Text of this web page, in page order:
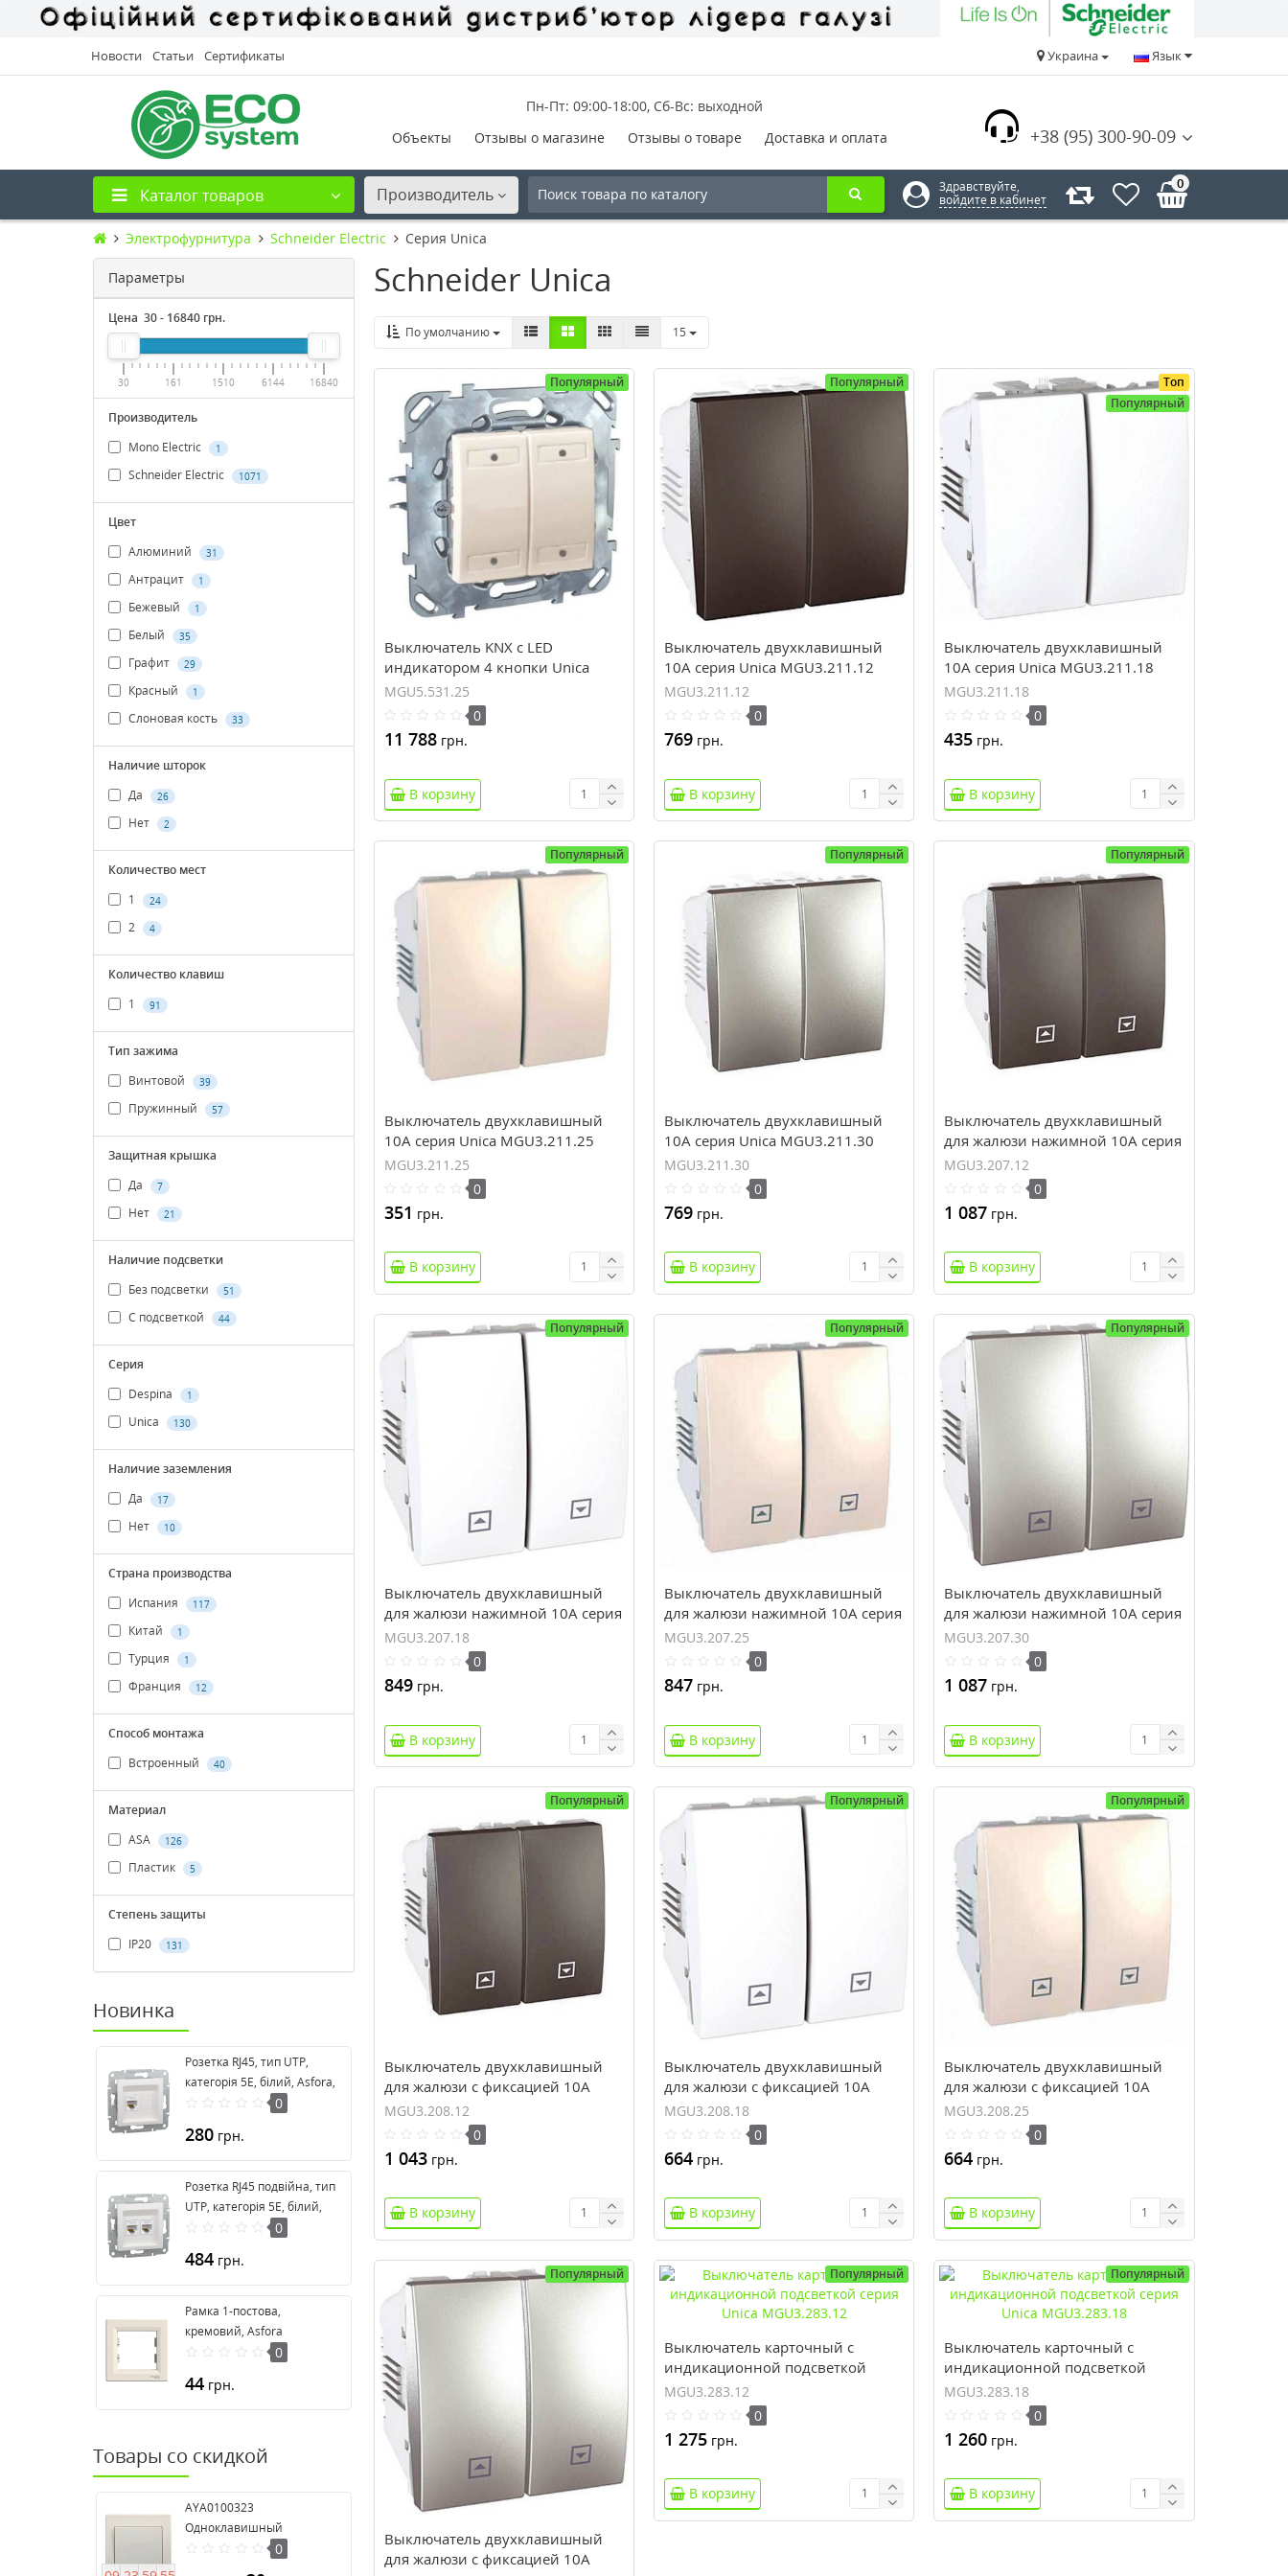
Новости Статьи Сертификаты Язык
Украина
+38 (95) 300-90-09
Пн-Пт: 09:00-18:00, Сб-Вс: выходной
Объекты
Отзывы о магазине Отзывы о товаре Доставка и оплата
Каталог товаров Производитель
Здравствуйте,
войдите в кабинет
0
Электрофурнитура Schneider Electric Серия Unica
Параметры
Цена 30- 16840 грн.
30 161 1510 6144 16840
Производитель
Mono Electric
1
Schneider Electric 1071
Цвет
Алюминий
31
Антрацит 1
Бежевый 1
Белый 35
Графит 29
Красный 1
Слоновая кость 33
Наличие шторок
Да
26
Нет 2
Количество мест
1
24
2 4
Количество клавиш
1
91
Тип зажима
Винтовой
39
Пружинный 57
Защитная крышка
Да
7
Нет 21
Наличие подсветки
Без подсветки
51
С подсветкой 44
Серия
Despina
1
Unica 130
Наличие заземления
Да
17
Нет 10
Страна производства
Испания
117
Китай 1
Турция 1
Франция 12
Способ монтажа
Встроенный
40
Материал
ASA
126
Пластик 5
Степень защиты
IP20
131
Новинка
Розетка RJ45, тип UTP,
категорія 5E, білий, Asfora,
без рамки EPH4370121
0
280 грн.
Розетка RJ45 подвійна, тип
UTP, категорія 5E, білий,
Asfora, без рамки
0
484 грн.
Рамка 1-постова,
кремовий, Asfora
0
44 грн.
Товары со скидкой
AYA0100323
Одноклавишный
выключатель серия Anya
0
Schneider Unica
По умолчанию 15
Популярный
Выключатель KNX с LED
индикатором 4 кнопки Unica
MGU5.531.25
MGU5.531.25
0
11 788грн.
В корзину
Популярный
Выключатель двухклавишный
10А серия Unica MGU3.211.12
MGU3.211.12
0
769грн.
В корзину
Топ
Популярный
Выключатель двухклавишный
10А серия Unica MGU3.211.18
MGU3.211.18
0
435 грн.
В корзину
Популярный
Выключатель двухклавишный
10А серия Unica MGU3.211.25
MGU3.211.25
0
351 грн.
В корзину
Популярный
Выключатель двухклавишный
10А серия Unica MGU3.211.30
MGU3.211.30
0
769грн.
В корзину
Популярный
Выключатель двухклавишный
для жалюзи нажимной 10А серия
Unica MGU3.207.12
MGU3.207.12
0
1 087 грн.
В корзину
Популярный
Выключатель двухклавишный
для жалюзи нажимной 10А серия
Unica MGU3.207.18
MGU3.207.18
0
849грн.
В корзину
Популярный
Выключатель двухклавишный
для жалюзи нажимной 10А серия
Unica MGU3.207.25
MGU3.207.25
0
847грн.
В корзину
Популярный
Выключатель двухклавишный
для жалюзи нажимной 10А серия
Unica MGU3.207.30
MGU3.207.30
0
1 087 грн.
В корзину
Популярный
Выключатель двухклавишный
для жалюзи с фиксацией 10А
серия Unica MGU3.208.12
MGU3.208.12
0
1 043грн.
В корзину
Популярный
Выключатель двухклавишный
для жалюзи с фиксацией 10А
серия Unica MGU3.208.18
MGU3.208.18
0
664грн.
В корзину
Популярный
Выключатель двухклавишный
для жалюзи с фиксацией 10А
серия Unica MGU3.208.25
MGU3.208.25
0
664 грн.
В корзину
Популярный
Выключатель двухклавишный
для жалюзи с фиксацией 10А
Популярный
Выключатель карточный с
индикационной подсветкой
серия Unica MGU3.283.12
MGU3.283.12
0
1 275грн.
В корзину
Популярный
Выключатель карточный с
индикационной подсветкой
серия Unica MGU3.283.18
MGU3.283.18
0
1 260 грн.
В корзину